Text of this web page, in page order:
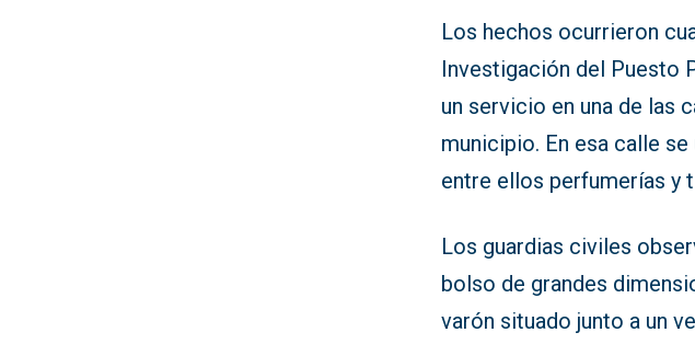
Los hechos ocurrieron
Investigación del Puesto
un servicio en una de las
municipio. En esa calle
entre ellos perfumerías y
Los guardias civiles
bolso de grandes
varón situado junto a un